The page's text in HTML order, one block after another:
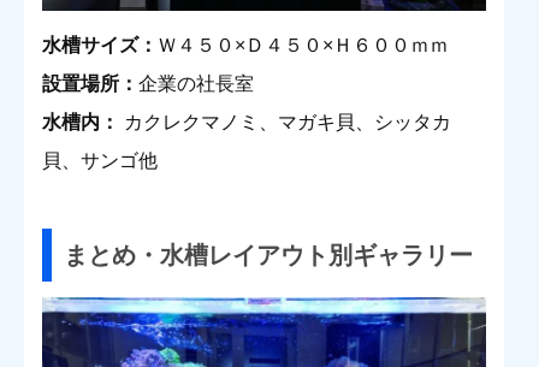
水槽サイズ： Ｗ４５０×Ｄ４５０×Ｈ６００ｍｍ
設置場所： 企業の社長室
水槽内：
カクレクマノミ、マガキ貝、シッタカ
貝、サンゴ他
まとめ・水槽レイアウト別ギャラリー